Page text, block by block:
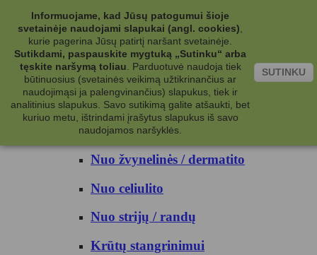
Kategorijos
Kosmetika
Kūno priežiūrai
Nuo prakaito
Kūno prausikliai
Nuo žvynelinės / dermatito
Nuo celiulito
Nuo strijų / randų
Krūtų stangrinimui
Informuojame, kad Jūsų patogumui šioje
svetainėje naudojami slapukai (angl. cookies)
kurie pagerina Jūsų patirtį naršant svetainėje.
Sutikdami, paspauskite mygtuką „Sutinku“ arba
tęskite naršymą toliau
Parduotuvė naudoja tiek
būtinuosius (svetainės veikimą užtikrinančius ar
naudojimąsi ja palengvinančius) slapukus, tiek ir
analitinius slapukus. Savo sutikimą galite atšaukti, bet
kuriuo metu, ištrindami įrašytus slapukus iš savo
naudojamos naršyklės.
SUTINKU